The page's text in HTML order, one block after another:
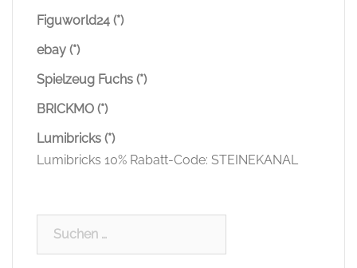
nach:
Steine Kanal bei Google als
bevorzugte Quelle hinzufügen
Kategorien